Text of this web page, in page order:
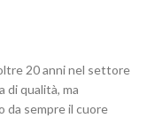
20 anni nel settore
di qualità, ma
da sempre il cuore